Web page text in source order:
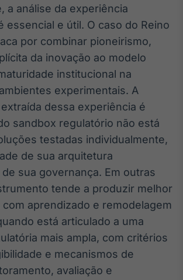
a análise da experiência
essencial e útil. O caso do Reino
por combinar pioneirismo,
da inovação ao modelo
institucional na
experimentais. A
dessa experiência é
sandbox regulatório não está
testadas individualmente,
de sua arquitetura
sua governança. Em outras
tende a produzir melhor
aprendizado e remodelagem
está articulado a uma
mais ampla, com critérios
e mecanismos de
avaliação e